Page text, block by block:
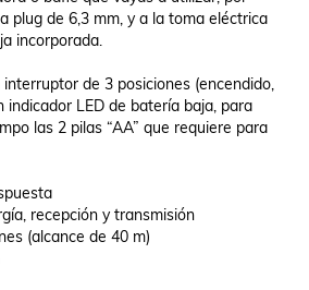
plug de 6,3 mm, y a la toma eléctrica
incorporada.
de 3 posiciones (encendido,
indicador LED de batería baja, para
las 2 pilas “AA” que requiere para
recepción y transmisión
(alcance de 40 m)